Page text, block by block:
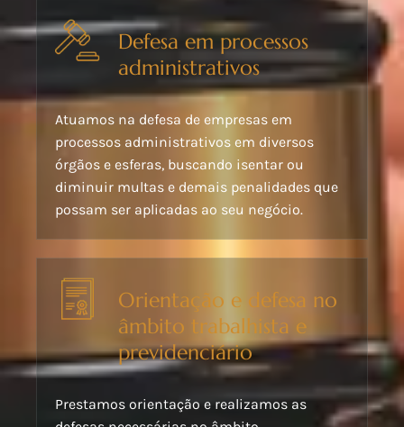
Defesa em processos
administrativos
Atuamos na defesa de empresas em
processos administrativos em diversos
órgãos e esferas, buscando isentar ou
diminuir multas e demais penalidades que
possam ser aplicadas ao seu negócio.
Orientação e defesa no
âmbito trabalhista e
previdenciário
Prestamos orientação e realizamos as